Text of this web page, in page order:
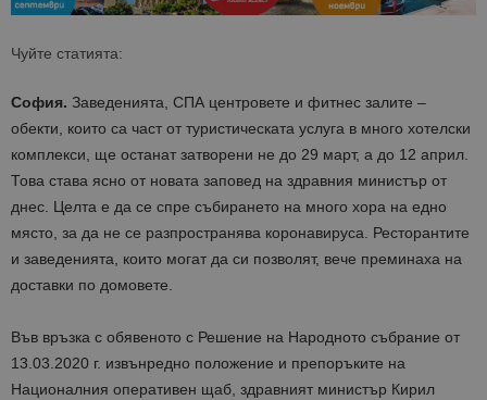
Чуйте статията:
София. Заведенията, СПА центровете и фитнес залите –
обекти, които са част от туристическата услуга в много хотелски
комплекси, ще останат затворени не до 29 март, а до 12 април.
Това става ясно от новата заповед на здравния министър от
днес. Целта е да се спре събирането на много хора на едно
място, за да не се разпространява коронавируса. Ресторантите
и заведенията, които могат да си позволят, вече преминаха на
доставки по домовете.
Във връзка с обявеното с Решение на Народното събрание от
13.03.2020 г. извънредно положение и препоръките на
Националния оперативен щаб, здравният министър Кирил